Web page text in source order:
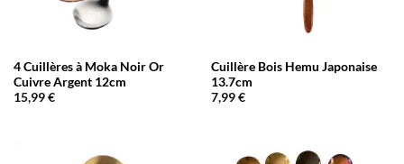
4 Cuillères à Moka Noir Or
Cuivre Argent 12cm
15,99€
Cuillère Bois Hemu Japonaise
13.7cm
7,99€